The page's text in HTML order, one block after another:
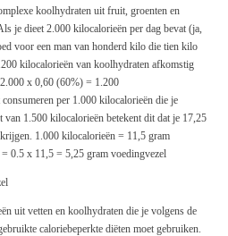
koolhydraten uit fruit, groenten en
je dieet 2.000 kilocalorieën per dag bevat (ja,
voor een man van honderd kilo die tien kilo
kilocalorieën van koolhydraten afkomstig
x 0,60 (60%) = 1.200
per 1.000 kilocalorieën die je
van 1.500 kilocalorieën betekent dit dat je 17,25
1.000 kilocalorieën = 11,5 gram
0.5 x 11,5 = 5,25 gram voedingvezel
uit vetten en koolhydraten die je volgens de
caloriebeperkte diëten moet gebruiken.